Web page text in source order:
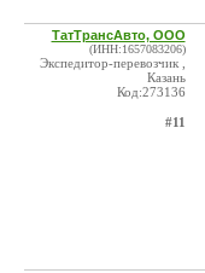
ТатТрансАвто, ООО
(ИНН:1657083206)
Экспедитор-перевозчик ,
Казань
Код:273136
#11